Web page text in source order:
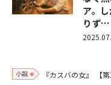
ア。
りず…
小説 『カスバの女』 【